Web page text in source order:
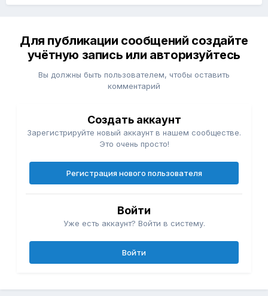
Для публикации сообщений создайте
учётную запись или авторизуйтесь
Вы должны быть пользователем, чтобы оставить
комментарий
Создать аккаунт
Зарегистрируйте новый аккаунт в нашем сообществе.
Это очень просто!
Регистрация нового пользователя
Войти
Уже есть аккаунт? Войти в систему.
Войти